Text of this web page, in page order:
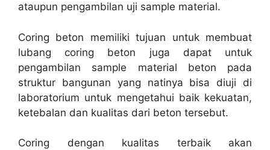
ataupun pengambilan uji sample material.
Coring beton memiliki tujuan untuk membuat
lubang coring beton juga dapat untuk
pengambilan sample material beton pada
struktur bangunan yang natinya bisa diuji di
laboratorium untuk mengetahui baik kekuatan,
ketebalan dan kualitas dari beton tersebut.
Coring dengan kualitas terbaik akan